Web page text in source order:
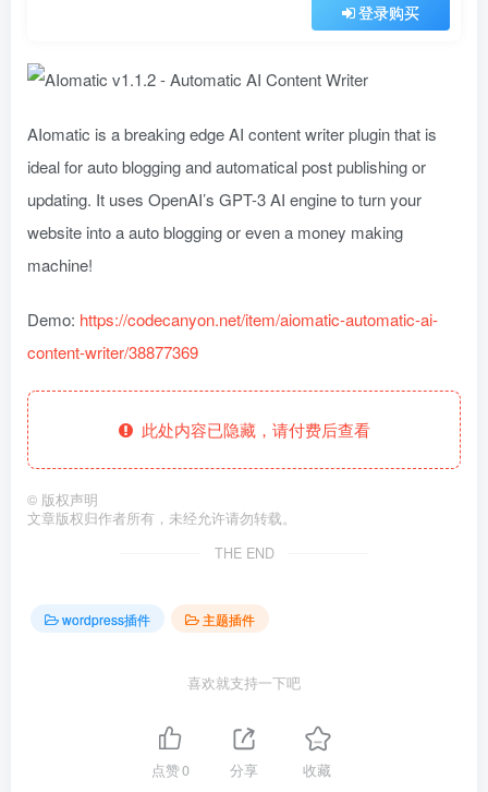
登录购买
AIomatic is a breaking edge AI content writer plugin that is
ideal for auto blogging and automatical post publishing or
updating. It uses OpenAI’s GPT-3 AI engine to turn your
website into a auto blogging or even a money making
machine!
Demo: https://codecanyon.net/item/aiomatic-automatic-ai-
content-writer/38877369
此处内容已隐藏，请付费后查看
© 版权声明
文章版权归作者所有，未经允许请勿转载。
THE END
wordpress插件 主题插件
喜欢就支持一下吧
点赞0 分享 收藏